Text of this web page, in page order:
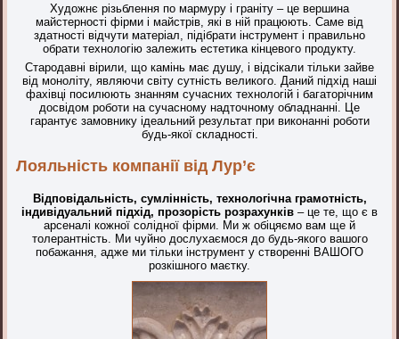
Художнє різьблення по мармуру і граніту – це вершина
майстерності фірми і майстрів, які в ній працюють. Саме від
здатності відчути матеріал, підібрати інструмент і правильно
обрати технологію залежить естетика кінцевого продукту.
Стародавні вірили, що камінь має душу, і відсікали тільки зайве
від моноліту, являючи світу сутність великого. Даний підхід наші
фахівці посилюють знанням сучасних технологій і багаторічним
досвідом роботи на сучасному надточному обладнанні. Це
гарантує замовнику ідеальний результат при виконанні роботи
будь-якої складності.
Лояльність компанії від Лур’є
Відповідальність, сумлінність, технологічна грамотність,
індивідуальний підхід, прозорість розрахунків – це те, що є в
арсеналі кожної солідної фірми. Ми ж обіцяємо вам ще й
толерантність. Ми чуйно дослухаємося до будь-якого вашого
побажання, адже ми тільки інструмент у створенні ВАШОГО
розкішного маєтку.